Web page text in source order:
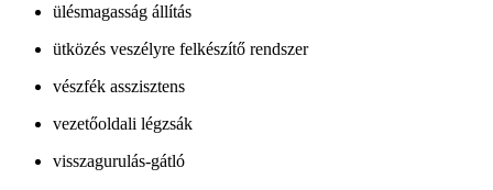
ülésmagasság állítás
ütközés veszélyre felkészítő rendszer
vészfék asszisztens
vezetőoldali légzsák
visszagurulás-gátló